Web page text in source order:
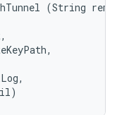
(String